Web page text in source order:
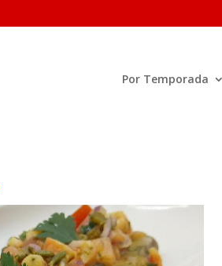
Por Temporada